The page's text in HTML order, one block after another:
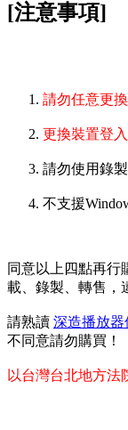
[注意事項]
請勿任意更
更換裝置登
請勿使用錄
不支援
同意以上四點再行
載、錄製、轉售，
請熟讀 深造播放器
不同意請勿購買！
以台灣台北地方法